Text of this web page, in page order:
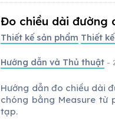
Đo chiều dài đường
Thiết kế sản phẩm Thiết
Hướng dẫn và Thủ thuật -
Hướng dẫn đo chiều dài
chóng bằng Measure từ
tạp.